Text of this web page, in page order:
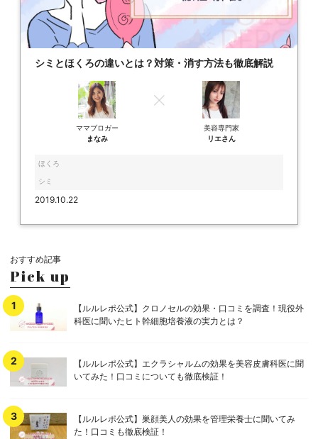
シミとほくろの違いとは？対策・消す方法も徹底解説
ママブロガー
まなみ
美容専門家
リエさん
ほくろ
シミ
2019.10.22
おすすめ記事
Pick up
【ルルレポ公式】クロノセルの効果・口コミを調査！現役外
科医に聞いたヒト幹細胞培養液の実力とは？
【ルルレポ公式】エクラシャルムの効果を美容皮膚科医に聞
いてみた！口コミについても徹底検証！
【ルルレポ公式】巣顔美人の効果を管理栄養士に聞いてみ
た！口コミも徹底検証！